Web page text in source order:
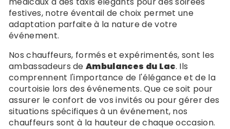
festives, notre éventail de choix permet une
adaptation parfaite à la nature de votre
événement.
Nos chauffeurs, formés et expérimentés, sont les
ambassadeurs deAmbulances du Lac. Ils
comprennent l'importance de l'élégance et de la
courtoisie lors des événements. Que ce soit pour
assurer le confort de vos invités ou pour gérer des
situations spécifiques à un événement, nos
chauffeurs sont à la hauteur de chaque occasion.